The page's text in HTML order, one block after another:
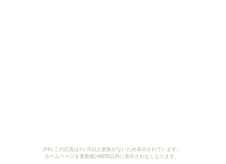
[PR] この広告は3ヶ月以上更新がないため表示されています。
ホームページを更新後24時間以内に表示されなくなります。